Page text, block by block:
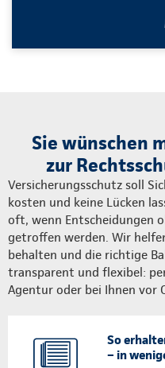
Sie wünschen
zur
Versicherungsschutz soll
kosten und keine Lücken
oft, wenn Entscheidungen
getroffen werden. Wir
behalten und die richtige
transparent und flexibel:
Agentur oder bei Ihnen vor
So
– in